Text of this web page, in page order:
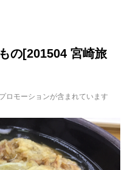
の[201504 宮崎旅
ロモーションが含まれています